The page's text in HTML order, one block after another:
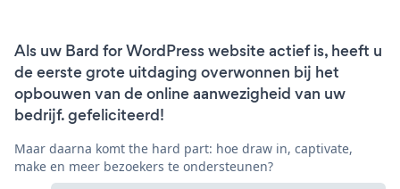
Als uw Bard for WordPress website actief is, heeft u
de eerste grote uitdaging overwonnen bij het
opbouwen van de online aanwezigheid van uw
bedrijf. gefeliciteerd!
Maar daarna komt the hard part: hoe draw in, captivate,
make en meer bezoekers te ondersteunen?